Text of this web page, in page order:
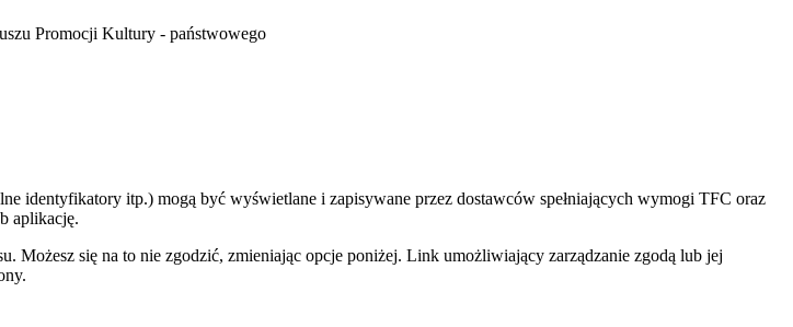
Promocji Kultury - państwowego
identyfikatory itp.) mogą być wyświetlane i zapisywane przez dostawców spełniających wymogi TFC oraz
aplikację.
Możesz się na to nie zgodzić, zmieniając opcje poniżej. Link umożliwiający zarządzanie zgodą lub jej